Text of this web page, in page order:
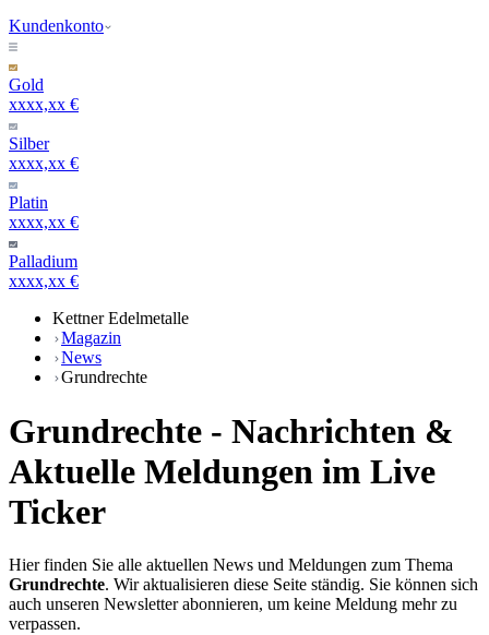
Kundenkonto
Gold
xxxx,xx €
Silber
xxxx,xx €
Platin
xxxx,xx €
Palladium
xxxx,xx €
Kettner Edelmetalle
Magazin
News
Grundrechte
Grundrechte - Nachrichten &
Aktuelle Meldungen im Live
Ticker
Hier finden Sie alle aktuellen News und Meldungen zum Thema
Grundrechte. Wir aktualisieren diese Seite ständig. Sie können sich
auch unseren Newsletter abonnieren, um keine Meldung mehr zu
verpassen.